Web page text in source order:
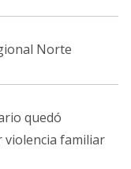
Norte
quedó
violencia familiar